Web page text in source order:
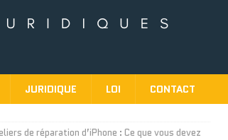
JURIDIQUE LOI CONTACT
de réparation d’iPhone : Ce que vous devez